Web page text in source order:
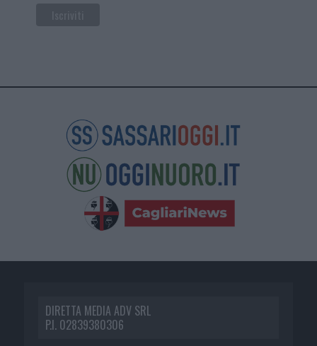
DIRETTA MEDIA ADV SRL
P.I. 02839380306